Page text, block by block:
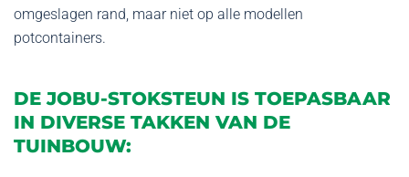
omgeslagen rand, maar niet op alle modellen
potcontainers.
DE JOBU-STOKSTEUN IS TOEPASBAAR
IN DIVERSE TAKKEN VAN DE
TUINBOUW: